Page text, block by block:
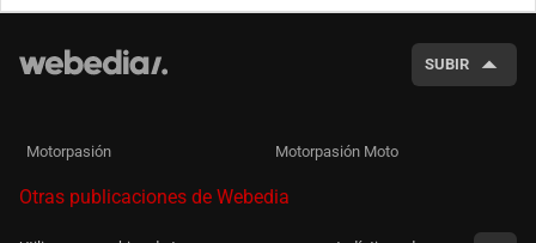
SUBIR
Motorpasión Motorpasión Moto
Otras publicaciones de Webedia